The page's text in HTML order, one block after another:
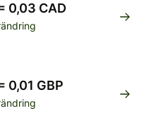
0,03 CAD
0,01 GBP